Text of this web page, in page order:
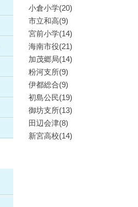
小倉小学(20)
市立和高(9)
宮前小学(14)
海南市役(21)
加茂郷局(14)
粉河支所(9)
伊都総合(9)
初島公民(19)
御坊支所(13)
田辺会津(8)
新宮高校(14)